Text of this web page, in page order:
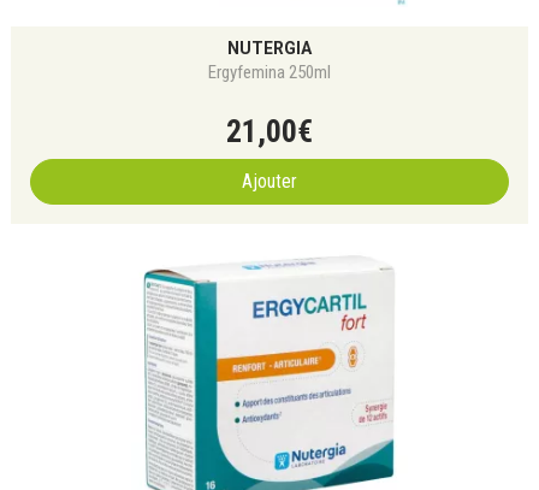
NUTERGIA
Ergyfemina 250ml
21 ,00€
Ajouter